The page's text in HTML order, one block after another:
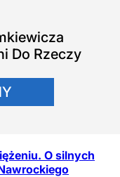
Do Rzeczy
O silnych